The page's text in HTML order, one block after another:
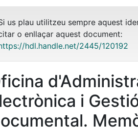
us plau utilitzeu sempre aquest
o enllaçar aquest document:
hdl.handle.net/2445/120192
i